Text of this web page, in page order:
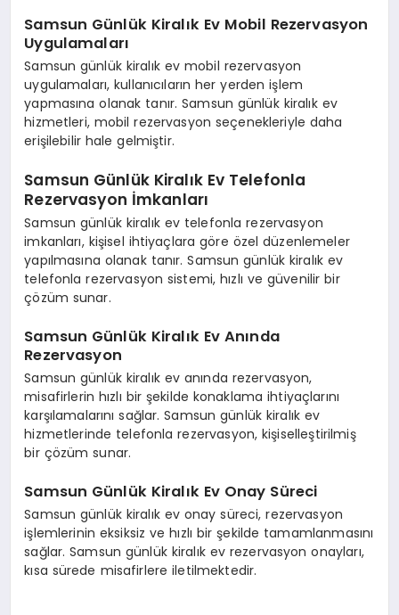
Samsun Günlük Kiralık Ev Mobil Rezervasyon
Uygulamaları
Samsun günlük kiralık ev mobil rezervasyon
uygulamaları, kullanıcıların her yerden işlem
yapmasına olanak tanır. Samsun günlük kiralık ev
hizmetleri, mobil rezervasyon seçenekleriyle daha
erişilebilir hale gelmiştir.
Samsun Günlük Kiralık Ev Telefonla
Rezervasyon İmkanları
Samsun günlük kiralık ev telefonla rezervasyon
imkanları, kişisel ihtiyaçlara göre özel düzenlemeler
yapılmasına olanak tanır. Samsun günlük kiralık ev
telefonla rezervasyon sistemi, hızlı ve güvenilir bir
çözüm sunar.
Samsun Günlük Kiralık Ev Anında
Rezervasyon
Samsun günlük kiralık ev anında rezervasyon,
misafirlerin hızlı bir şekilde konaklama ihtiyaçlarını
karşılamalarını sağlar. Samsun günlük kiralık ev
hizmetlerinde telefonla rezervasyon, kişiselleştirilmiş
bir çözüm sunar.
Samsun Günlük Kiralık Ev Onay Süreci
Samsun günlük kiralık ev onay süreci, rezervasyon
işlemlerinin eksiksiz ve hızlı bir şekilde tamamlanmasını
sağlar. Samsun günlük kiralık ev rezervasyon onayları,
kısa sürede misafirlere iletilmektedir.